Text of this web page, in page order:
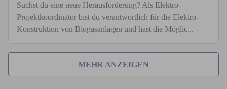
Suchst du eine neue Herausforderung? Als Elektro-
Projektkoordinator bist du verantwortlich für die Elektro-
Konstruktion von Biogasanlagen und hast die Möglic...
MEHR ANZEIGEN